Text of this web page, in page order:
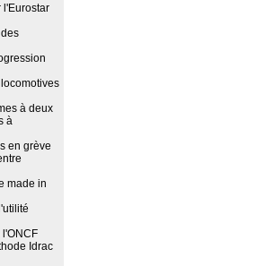
l'Eurostar
à deux
à
en grève
made in
Idrac